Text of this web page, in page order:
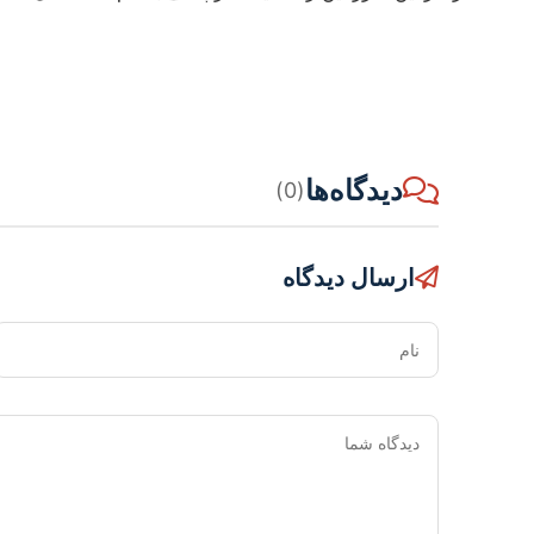
دیدگاه‌ها(0)
ارسال دیدگاه